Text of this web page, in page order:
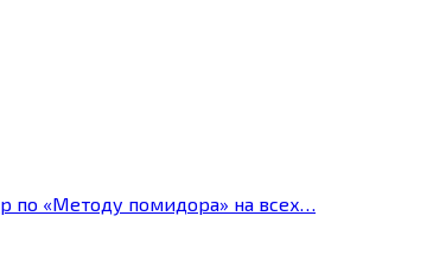
по «Методу помидора» на всех…